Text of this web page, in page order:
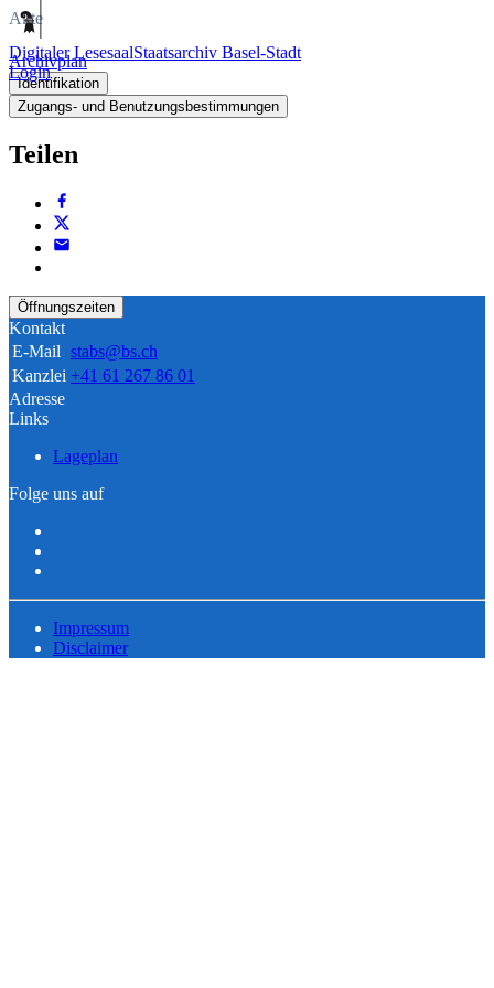
Digitaler LesesaalStaatsarchiv Basel-Stadt
Login
Akte
Archivplan
Identifikation
Zugangs- und Benutzungsbestimmungen
Teilen
Öffnungszeiten
Kontakt
E-Mail stabs@bs.ch
Kanzlei +41 61 267 86 01
Adresse
Links
Lageplan
Folge uns auf
Impressum
Disclaimer